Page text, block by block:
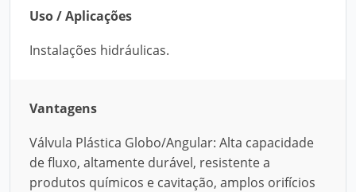
Uso / Aplicações
Instalações hidráulicas.
Vantagens
Válvula Plástica Globo/Angular: Alta capacidade
de fluxo, altamente durável, resistente a
produtos químicos e cavitação, amplos orifícios